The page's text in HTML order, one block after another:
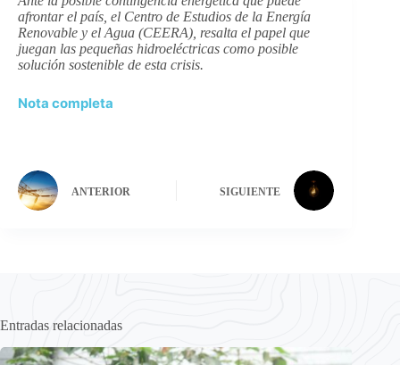
afrontar el país, el Centro de Estudios de la Energía
Renovable y el Agua (CEERA), resalta el papel que
juegan las pequeñas hidroeléctricas como posible
solución sostenible de esta crisis.
Nota completa
ANTERIOR SIGUIENTE
Entradas relacionadas